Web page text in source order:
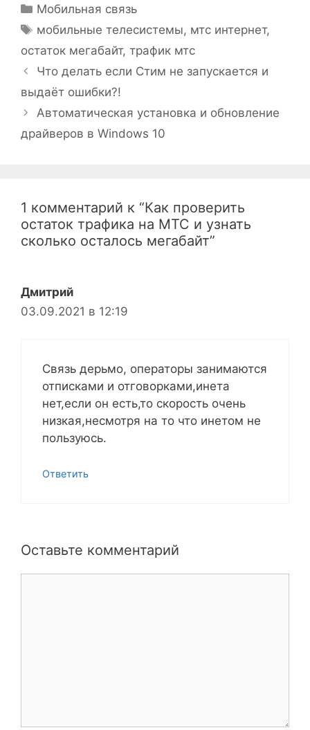
Рубрики
Мобильная связь
Метки
мобильные телесистемы, мтс интернет,
остаток мегабайт, трафик мтс
Что делать если Стим не запускается и
выдаёт ошибки?!
Автоматическая установка и обновление
драйверов в Windows 10
1 комментарий к “Как проверить
остаток трафика на МТС и узнать
сколько осталось мегабайт”
Дмитрий
03.09.2021 в 12:19
Связь дерьмо, операторы занимаются
отписками и отговорками,инета
нет,если он есть,то скорость очень
низкая,несмотря на то что инетом не
пользуюсь.
Ответить
Оставьте комментарий